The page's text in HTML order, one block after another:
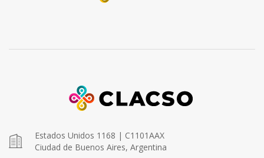
Estados Unidos 1168 | C1101AAX
Ciudad de Buenos Aires, Argentina